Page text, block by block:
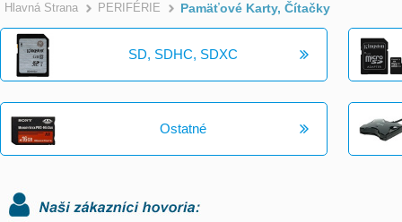
Hlavná Strana >
PERIFÉRIE >
Pamäťové Karty, Čítačky
SD, SDHC, SDXC
Ostatné